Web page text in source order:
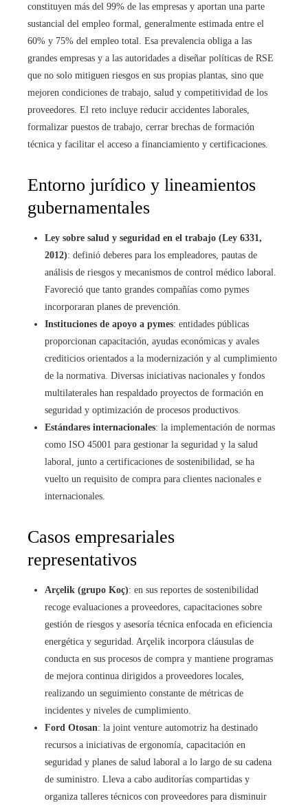
constituyen más del 99% de las empresas y aportan una parte
sustancial del empleo formal, generalmente estimada entre el
60% y 75% del empleo total. Esa prevalencia obliga a las
grandes empresas y a las autoridades a diseñar políticas de RSE
que no solo mitiguen riesgos en sus propias plantas, sino que
mejoren condiciones de trabajo, salud y competitividad de los
proveedores. El reto incluye reducir accidentes laborales,
formalizar puestos de trabajo, cerrar brechas de formación
técnica y facilitar el acceso a financiamiento y certificaciones.
Entorno jurídico y lineamientos
gubernamentales
Ley sobre salud y seguridad en el trabajo (Ley 6331,
2012): definió deberes para los empleadores, pautas de
análisis de riesgos y mecanismos de control médico laboral.
Favoreció que tanto grandes compañías como pymes
incorporaran planes de prevención.
Instituciones de apoyo a pymes: entidades públicas
proporcionan capacitación, ayudas económicas y avales
crediticios orientados a la modernización y al cumplimiento
de la normativa. Diversas iniciativas nacionales y fondos
multilaterales han respaldado proyectos de formación en
seguridad y optimización de procesos productivos.
Estándares internacionales: la implementación de normas
como ISO 45001 para gestionar la seguridad y la salud
laboral, junto a certificaciones de sostenibilidad, se ha
vuelto un requisito de compra para clientes nacionales e
internacionales.
Casos empresariales
representativos
Arçelik (grupo Koç): en sus reportes de sostenibilidad
recoge evaluaciones a proveedores, capacitaciones sobre
gestión de riesgos y asesoría técnica enfocada en eficiencia
energética y seguridad. Arçelik incorpora cláusulas de
conducta en sus procesos de compra y mantiene programas
de mejora continua dirigidos a proveedores locales,
realizando un seguimiento constante de métricas de
incidentes y niveles de cumplimiento.
Ford Otosan: la joint venture automotriz ha destinado
recursos a iniciativas de ergonomía, capacitación en
seguridad y planes de salud laboral a lo largo de su cadena
de suministro. Lleva a cabo auditorías compartidas y
organiza talleres técnicos con proveedores para disminuir